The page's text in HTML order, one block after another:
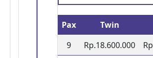
Pax Twin
9
Rp.18.600.000